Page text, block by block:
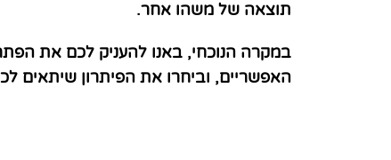
תוצאה של משהו אחר.
במקרה הנוכחי, באנו להעניק לכם את
האפשריים, וביחרו את הפיתרון